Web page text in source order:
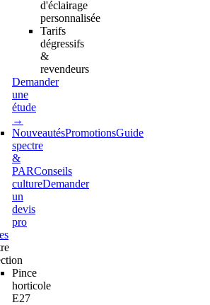
d'éclairage
personnalisée
Tarifs
dégressifs
&
revendeurs
Demander
une
étude
→
NouveautésPromotionsGuide
spectre
&
PARConseils
cultureDemander
un
devis
pro
Pince
horticole
E27